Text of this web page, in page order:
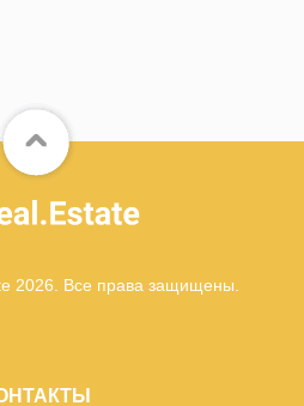
2026. Все права защищены.